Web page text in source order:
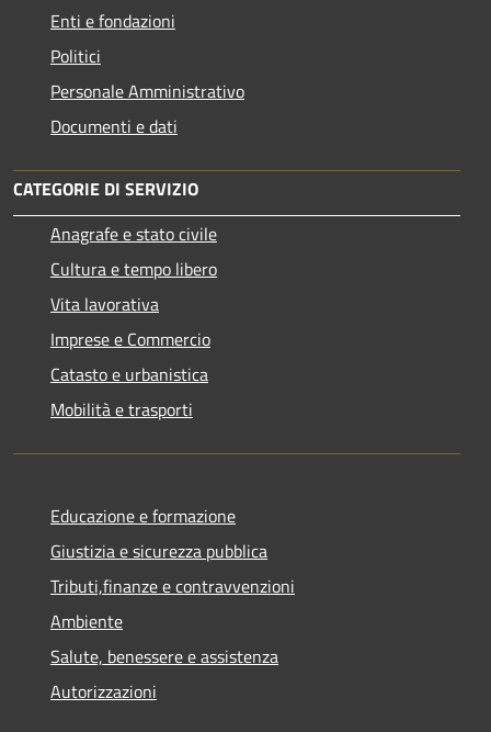
Enti e fondazioni
Politici
Personale Amministrativo
Documenti e dati
CATEGORIE DI SERVIZIO
Anagrafe e stato civile
Cultura e tempo libero
Vita lavorativa
Imprese e Commercio
Catasto e urbanistica
Mobilità e trasporti
Educazione e formazione
Giustizia e sicurezza pubblica
Tributi,finanze e contravvenzioni
Ambiente
Salute, benessere e assistenza
Autorizzazioni